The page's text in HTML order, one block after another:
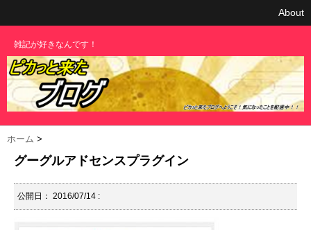
About
雑記が好きなんです！
ホーム >
グーグルアドセンスプラグイン
公開日： 2016/07/14 :